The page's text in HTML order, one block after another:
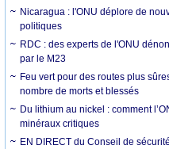
Nicaragua : l'ONU déplore de
politiques
RDC : des experts de l'ONU
par le M23
Feu vert pour des routes plus
nombre de morts et blessés
Du lithium au nickel : comment
minéraux critiques
EN DIRECT du Conseil de